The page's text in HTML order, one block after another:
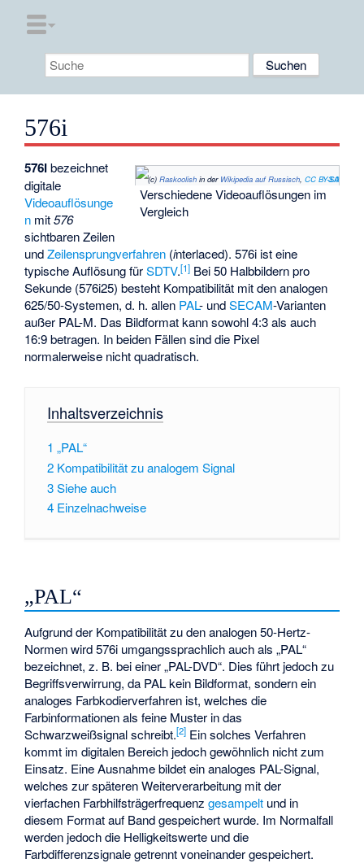
576i
(c) Raskoolishin der Wikipedia auf Russisch, CC BY-SA 3.0
Verschiedene Videoauflösungen im
Vergleich
576ibezeichnet
digitale
Videoauflösunge
n mit576
sichtbaren Zeilen
undZeilensprungverfahren (interlaced). 576i ist eine
typische Auflösung fürSDTV.[1] Bei 50 Halbbildern pro
Sekunde (576i25) besteht Kompatibilität mit den analogen
625/50-Systemen, d. h. allen PAL- undSECAM-Varianten
außer PAL-M. Das Bildformat kann sowohl 4:3 als auch
16:9 betragen. In beiden Fällen sind die Pixel
normalerweise nicht quadratisch.
Inhaltsverzeichnis
1 „PAL“
2 Kompatibilität zu analogem Signal
3Siehe auch
4 Einzelnachweise
„PAL“
Aufgrund der Kompatibilität zu den analogen 50-Hertz-
Normen wird 576i umgangssprachlich auch als „PAL“
bezeichnet, z. B. bei einer „PAL-DVD“. Dies führt jedoch zu
Begriffsverwirrung, da PAL kein Bildformat, sondern ein
analoges Farbkodierverfahren ist, welches die
Farbinformationen als feine Muster in das
Schwarzweißsignal schreibt.[2] Ein solches Verfahren
kommt im digitalen Bereich jedoch gewöhnlich nicht zum
Einsatz. Eine Ausnahme bildet ein analoges PAL-Signal,
welches zur späteren Weiterverarbeitung mit der
vierfachen Farbhilfsträgerfrequenzgesampelt und in
diesem Format auf Band gespeichert wurde. Im Normalfall
werden jedoch die Helligkeitswerte und die
Farbdifferenzsignale getrennt voneinander gespeichert.